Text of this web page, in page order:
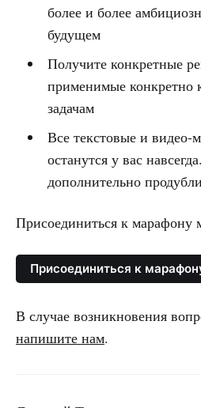
более и более
будущем
Получите конкретные
применимые конкретно
задачам
Все текстовые и видео-
останутся у вас
дополнительно
Присоединиться к марафону
Присоединиться к
В случае возникновения
напишите нам.